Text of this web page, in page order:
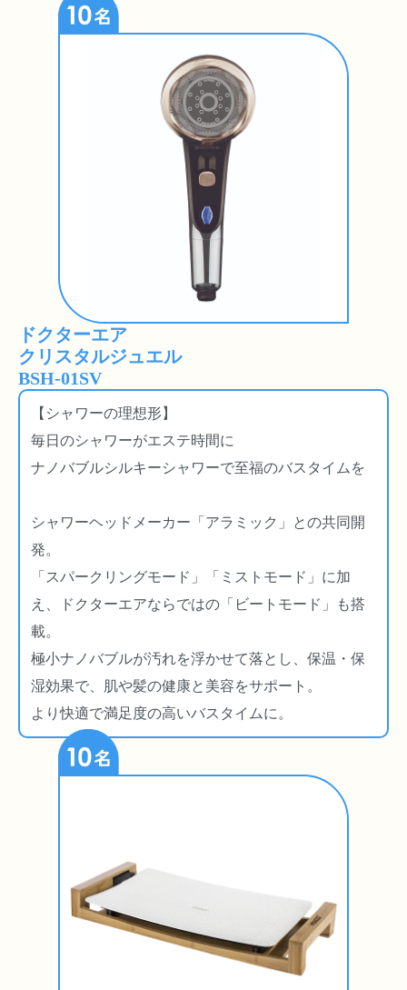
ドクターエア
クリスタルジュエル
BSH-01SV
【シャワーの理想形】
毎日のシャワーがエステ時間に
ナノバブルシルキーシャワーで至福のバスタイムを
シャワーヘッドメーカー「アラミック」との共同開
発。
「スパークリングモード」「ミストモード」に加
え、ドクターエアならではの「ビートモード」も搭
載。
極小ナノバブルが汚れを浮かせて落とし、保温・保
湿効果で、肌や髪の健康と美容をサポート。
より快適で満足度の高いバスタイムに。